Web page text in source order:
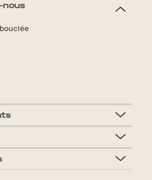
nous